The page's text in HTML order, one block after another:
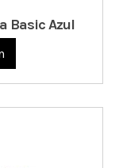
Basic Azul